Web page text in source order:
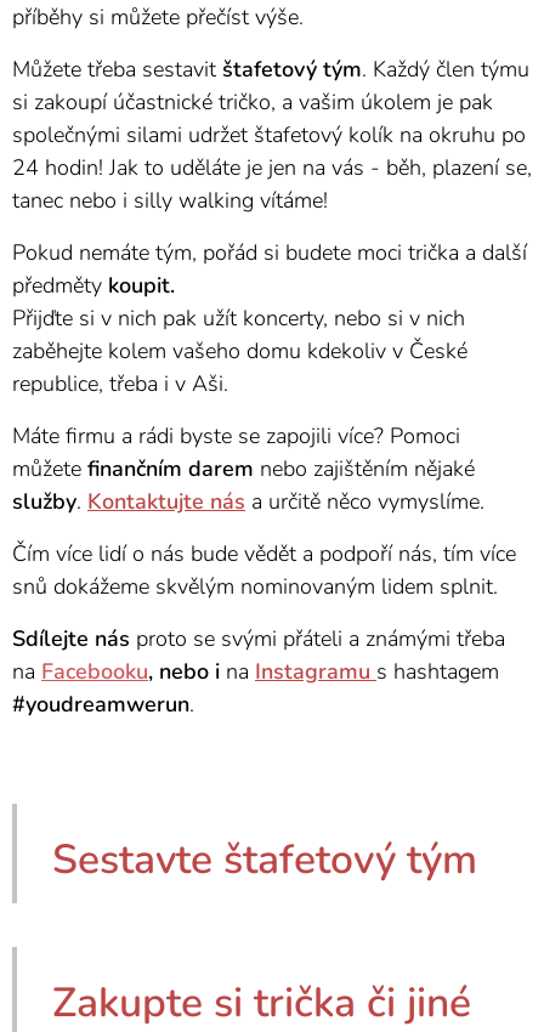
příběhy si můžete přečíst výše.
Můžete třeba sestavitštafetový tým. Každý člen týmu
si zakoupí účastnické tričko, a vašim úkolem je pak
společnými silami udržet štafetový kolík na okruhu po
24 hodin! Jak to uděláte je jen na vás - běh, plazení se,
tanec nebo i silly walking vítáme!
Pokud nemáte tým, pořád si budete moci trička a další
předměty koupit.
Přijďte si v nich pak užít koncerty, nebo si v nich
zaběhejte kolem vašeho domu kdekoliv v České
republice, třeba i v Aši.
Máte firmu a rádi byste se zapojili více? Pomoci
můžete finančním darem nebo zajištěním nějaké
služby. Kontaktujte nás a určitě něco vymyslíme.
Čím více lidí o nás bude vědět a podpoří nás, tím více
snů dokážeme skvělým nominovaným lidem splnit.
Sdílejte nás proto se svými přáteli a známými třeba
na Facebooku, nebo i na Instagramu s hashtagem
#youdreamwerun.
Sestavte štafetový tým
Zakupte si trička či jiné